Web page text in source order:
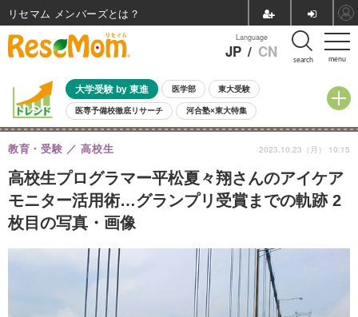
menu
Language
JP / CN search
大学受験 by 東進 医学部 東大受験
医専予備校徹底リサーチ 河合塾×東大特集
親子で考える大学選び 高校受験 中学受験 小学校受験
共通テスト 夏休み
8月開催イベント・WS 全国公立高校 過去問 人気記事
自由研究教材（小学生向け） 自由研究教材（中学生向け） ランキング
高校生プログラマー平松夏々翔さんのアイケア
モニター活用術…グランプリ受賞までの軌跡 2
枚目の写真・画像
教育・受験 高校生 2023.10.23（月） 10:15
リセマム メンバーズ